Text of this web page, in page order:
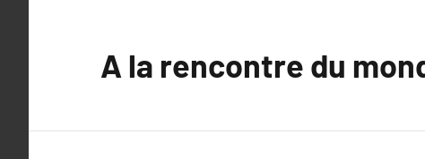
A la rencontre du